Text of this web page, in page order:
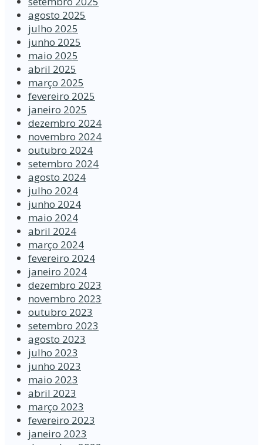
agosto 2025
julho 2025
junho 2025
maio 2025
abril 2025
março 2025
fevereiro 2025
janeiro 2025
dezembro 2024
novembro 2024
outubro 2024
setembro 2024
agosto 2024
julho 2024
junho 2024
maio 2024
abril 2024
março 2024
fevereiro 2024
janeiro 2024
dezembro 2023
novembro 2023
outubro 2023
setembro 2023
agosto 2023
julho 2023
junho 2023
maio 2023
abril 2023
março 2023
fevereiro 2023
janeiro 2023